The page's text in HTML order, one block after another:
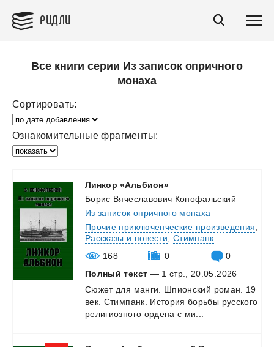
РИДЛИ
Все книги серии Из записок опричного
монаха
Сортировать:
Ознакомительные фрагменты:
Линкор «Альбион»
Борис Вячеславович Конофальский
Из записок опричного монаха
Прочие приключенческие произведения
Рассказы и повести ,Стимпанк
168
0
0
Полный текст — 1 стр., 20.05.2026
Сюжет для манги. Шпионский роман.
19
век. Стимпанк. История борьбы русского
религиозного ордена с ми...